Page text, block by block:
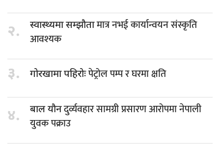
२. स्वास्थ्यमा सम्झौतामात्र नभई कार्यान्वयन संस्कृति
आवश्यक
३. गोरखामा पहिरोःपेट्रोल पम्प र घरमा क्षति
४. बाल यौनदुर्व्यवहार सामग्री प्रसारण आरोपमा नेपाली
युवक पक्राउ